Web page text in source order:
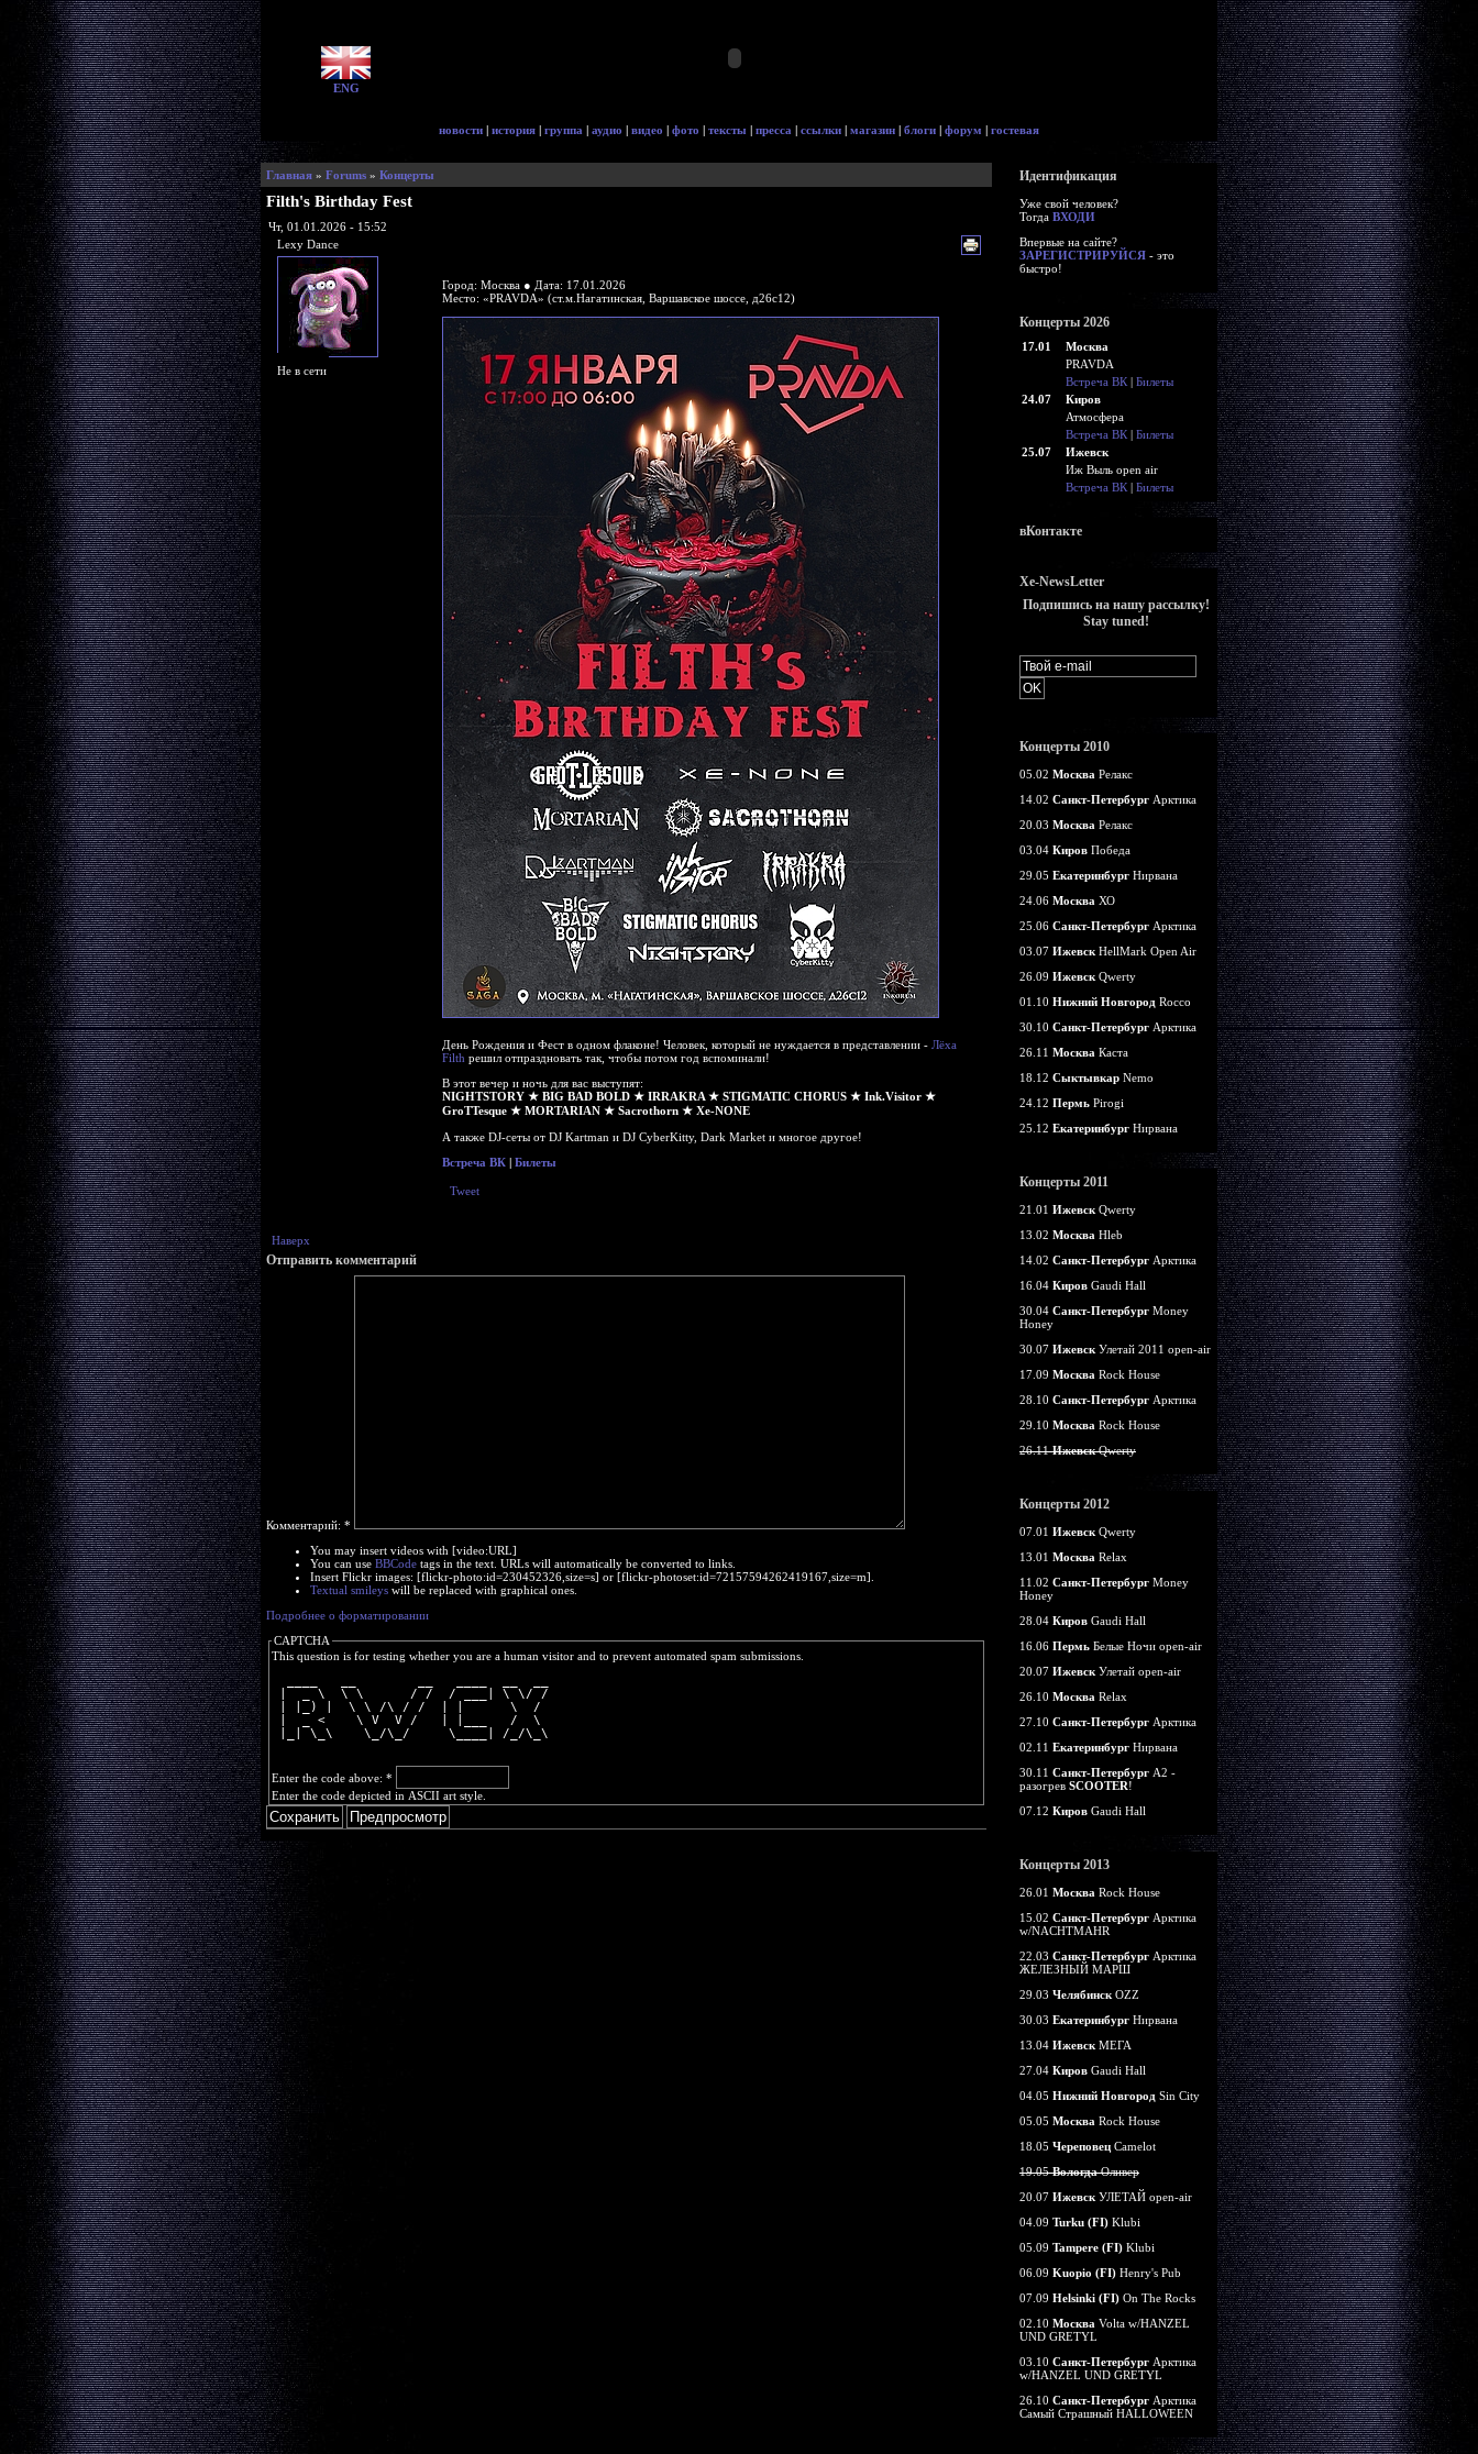
ENG
новости | история | группа | аудио | видео | фото | тексты | пресса | ссылки | магазин | блоги | форум | гостевая
Главная » Forums » Концерты
Filth's Birthday Fest
Чт, 01.01.2026 - 15:52
Lexy Dance
Не в сети
Город: Москва ● Дата: 17.01.2026
Место: «PRAVDA» (ст.м.Нагатинская, Варшавское шоссе, д26с12)
День Рождения и Фест в одном флаконе! Человек, который не нуждается в представлении - Лёха
Filth решил отпраздновать так, чтобы потом год вспоминали!
В этот вечер и ночь для вас выступят:
NIGHTSTORY ★ BIG BAD BOLD ★ IRRAKRA ★ STIGMATIC CHORUS ★ Ink.Visitor ★
GroTTesque ★ MORTARIAN ★ Sacrothorn ★ Xe-NONE
А также DJ-сеты от DJ Kartman и DJ СyberKitty, Dark Market и многое другое!
Встреча ВК | Билеты
Tweet
Наверх
Отправить комментарий
Комментарий: *
You may insert videos with [video:URL]
You can use BBCode tags in the text. URLs will automatically be converted to links.
Insert Flickr images: [flickr-photo:id=230452326,size=s] or [flickr-photoset:id=72157594262419167,size=m].
Textual smileys will be replaced with graphical ones.
Подробнее о форматировании
CAPTCHA
This question is for testing whether you are a human visitor and to prevent automated spam submissions.
|  _ \  \ \      / /  / ___| \ \/ /
| |_) |  \ \ /\ / /  | |      \  /
|  _ <    \ V  V /   | |___   /  \
|_| \_\    \_/\_/     \____| /_/\_\
Enter the code above: *
Enter the code depicted in ASCII art style.
Идентификация
Уже свой человек?
Тогда ВХОДИ
Впервые на сайте?
ЗАРЕГИСТРИРУЙСЯ - это
быстро!
Концерты 2026
17.01
Москва
PRAVDA
Встреча ВК | Билеты
24.07
Киров
Атмосфера
Встреча ВК | Билеты
25.07
Ижевск
Иж Выль open air
Встреча ВК | Билеты
вКонтакте
Xe-NewsLetter
Подпишись на нашу рассылку!
Stay tuned!
Концерты 2010
05.02 Москва Релакс
14.02 Санкт-Петербург Арктика
20.03 Москва Релакс
03.04 Киров Победа
29.05 Екатеринбург Нирвана
24.06 Москва ХО
25.06 Санкт-Петербург Арктика
03.07 Ижевск HellMark Open Air
26.09 Ижевск Qwerty
01.10 Нижний Новгород Rocco
30.10 Санкт-Петербург Арктика
26.11 Москва Каста
18.12 Сыктывкар Nemo
24.12 Пермь Pirogi
25.12 Екатеринбург Нирвана
Концерты 2011
21.01 Ижевск Qwerty
13.02 Москва Hleb
14.02 Санкт-Петербург Арктика
16.04 Киров Gaudi Hall
30.04 Санкт-Петербург Money
Honey
30.07 Ижевск Улетай 2011 open-air
17.09 Москва Rock House
28.10 Санкт-Петербург Арктика
29.10 Москва Rock House
26.11ИжевскQwerty
Концерты 2012
07.01 Ижевск Qwerty
13.01 Москва Relax
11.02 Санкт-Петербург Money
Honey
28.04 Киров Gaudi Hall
16.06 Пермь Белые Ночи open-air
20.07 Ижевск Улетай open-air
26.10 Москва Relax
27.10 Санкт-Петербург Арктика
02.11 Екатеринбург Нирвана
30.11 Санкт-Петербург А2 -
разогрев SCOOTER!
07.12 Киров Gaudi Hall
Концерты 2013
26.01 Москва Rock House
15.02 Санкт-Петербург Арктика
w/NACHTMAHR
22.03 Санкт-Петербург Арктика
ЖЕЛЕЗНЫЙ МАРШ
29.03 Челябинск OZZ
30.03 Екатеринбург Нирвана
13.04 Ижевск МЕГА
27.04 Киров Gaudi Hall
04.05 Нижний Новгород Sin City
05.05 Москва Rock House
18.05 Череповец Camelot
19.05ВологдаОливер
20.07 Ижевск УЛЕТАЙ open-air
04.09 Turku (FI) Klubi
05.09 Tampere (FI) Klubi
06.09 Kuopio (FI) Henry's Pub
07.09 Helsinki (FI) On The Rocks
02.10 Москва Volta w/HANZEL
UND GRETYL
03.10 Санкт-Петербург Арктика
w/HANZEL UND GRETYL
26.10 Санкт-Петербург Арктика
Самый Страшный HALLOWEEN